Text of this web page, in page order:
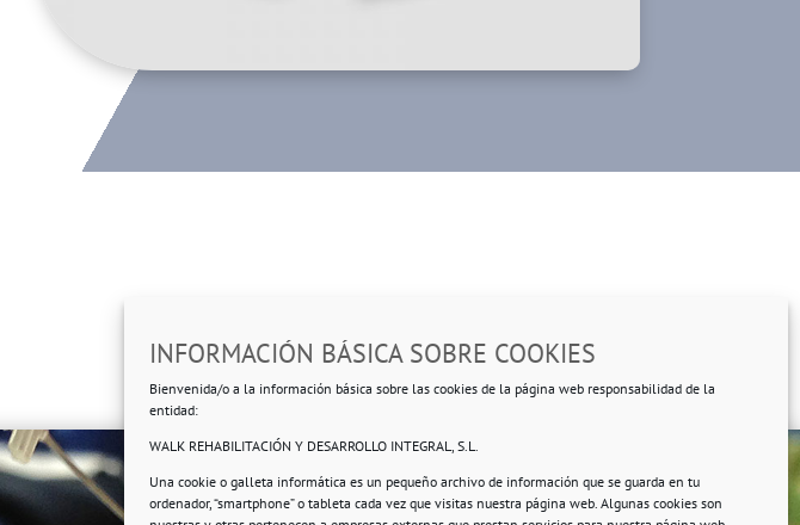
INFORMACIÓN BÁSICA SOBRE COOKIES
Bienvenida/o a la información básica sobre las cookies de la página web responsabilidad de la
entidad:
WALK REHABILITACIÓN Y DESARROLLO INTEGRAL, S.L.
Una cookie o galleta informática es un pequeño archivo de información que se guarda en tu
ordenador, “smartphone” o tableta cada vez que visitas nuestra página web. Algunas cookies son